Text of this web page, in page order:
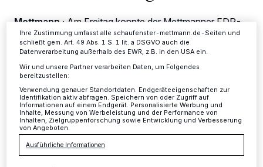
Mettmann · Am Freitag konnte der Mettmanner FDP-
Kreisvorsitzende und Landtagsabgeordnete Dirk Wedel
zahlreiche interessierte Bürger aus dem Bürgerverein
Metzkausen im Düsseldorfer Landtag begrüßen. Nach
einem Informationsprogramm und der Führung durch
das Parlamentsgebäude stand der Abgeordnete den
Besuchern zur aktuellen Landespolitik Rede und
Antwort.
Informationen finden Sie in unserer Datenschutzerklärung.
Ihre Zustimmung umfasst alle schaufenster-mettmann.de-Seiten und
schließt gem. Art. 49 Abs. 1 S. 1 lit. a DSGVO auch die
Datenverarbeitung außerhalb des EWR, z.B. in den USA ein.
Wir und unsere Partner verarbeiten Daten, um Folgendes
bereitzustellen:
Verwendung genauer Standortdaten. Endgeräteeigenschaften zur
Identifikation aktiv abfragen. Speichern von oder Zugriff auf
Informationen auf einem Endgerät. Personalisierte Werbung und
Inhalte, Messung von Werbeleistung und der Performance von
Inhalten, Zielgruppenforschung sowie Entwicklung und Verbesserung
von Angeboten.
Ausführliche Informationen